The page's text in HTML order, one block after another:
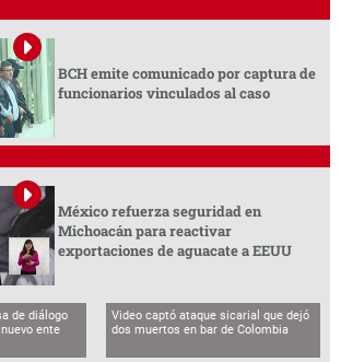
BCH emite comunicado por captura de
funcionarios vinculados al caso
México refuerza seguridad en
Michoacán para reactivar
exportaciones de aguacate a EEUU
de diálogo
ente
Video captó ataque sicarial que dejó
dos muertos en bar de Colombia